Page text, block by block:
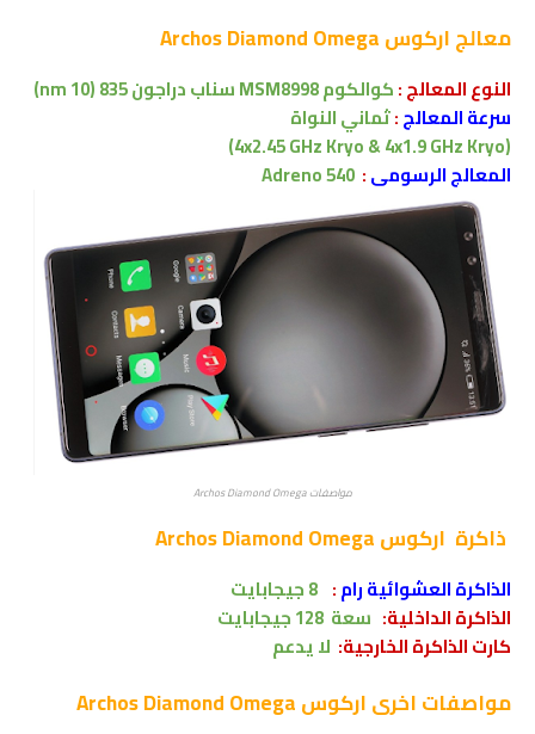
معالجاركوس Archos Diamond Omega
النوع المعالج:كوالكومMSM8998سناب دراجون 835 (10 nm)
سرعة المعالج:ثماني النواة
(4x2.45 GHz Kryo & 4x1.9 GHz Kryo)
المعالج الرسومى:
Adreno 540
مواصفات Archos Diamond Omega
ذاكرة اركوس Archos Diamond Omega
الذاكرة العشوائية رام:
الذاكرة الداخلية: سعة 128جيجابايت
كارت الذاكرة الخارجية: لا يدعم
مواصفات اخرىاركوس Archos Diamond Omega